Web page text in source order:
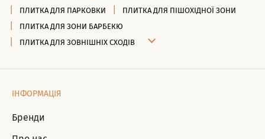
ПЛИТКА ДЛЯ ПАРКОВКИ
ПЛИТКА ДЛЯ ПІШОХІДНОЇ ЗОНИ
ПЛИТКА ДЛЯ ЗОНИ БАРБЕКЮ
ПЛИТКА ДЛЯ ЗОВНІШНІХ СХОДІВ
ІНФОРМАЦІЯ
Бренди